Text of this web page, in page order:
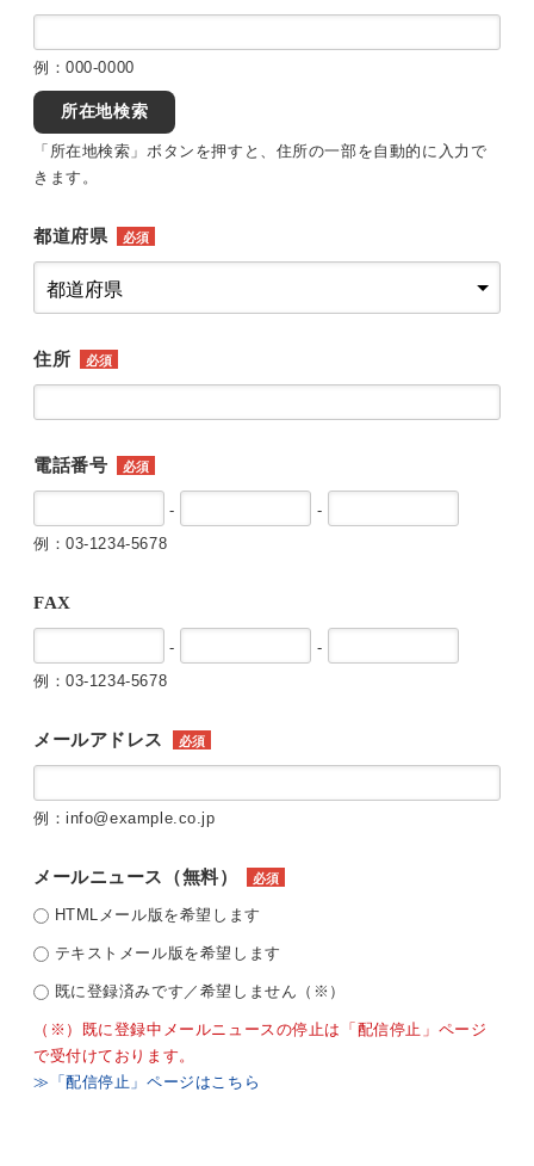
例：000-0000
所在地検索
「所在地検索」ボタンを押すと、住所の一部を自動的に入力で
きます。
都道府県 必須
住所 必須
電話番号 必須
-
-
例：03-1234-5678
FAX
-
-
例：03-1234-5678
メールアドレス 必須
例：info@example.co.jp
メールニュース（無料） 必須
HTMLメール版を希望します
テキストメール版を希望します
既に登録済みです／希望しません（※）
（※）既に登録中メールニュースの停止は「配信停止」ページ
で受付けております。
≫「配信停止」ページはこちら